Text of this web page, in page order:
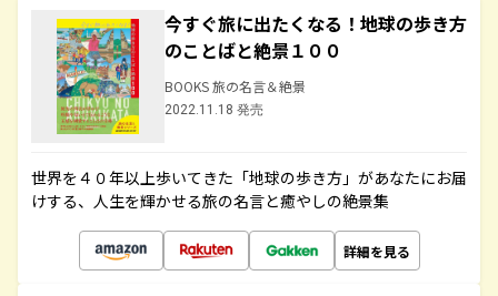
今すぐ旅に出たくなる！地球の歩き方
のことばと絶景１００
BOOKS 旅の名言＆絶景
2022.11.18 発売
世界を４０年以上歩いてきた「地球の歩き方」があなたにお届
けする、人生を輝かせる旅の名言と癒やしの絶景集
詳細を見る